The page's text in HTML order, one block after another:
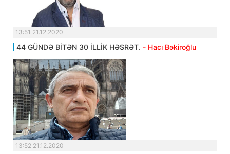
13:51 21.12.2020
44 GÜNDƏ BİTƏN 30 İLLİK HƏSRƏT. - Hacı Bəkiroğlu
13:52 21.12.2020